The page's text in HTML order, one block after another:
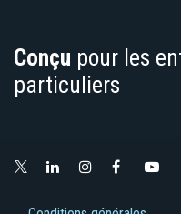
Conçu pour les
particuliers